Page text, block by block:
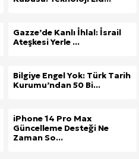
Gazze’de Kanlı İhlal: İsrail
Ateşkesi Yerle ...
Bilgiye Engel Yok: Türk Tarih
Kurumu’ndan 50 Bi...
iPhone 14 Pro Max
Güncelleme Desteği Ne
Zaman So...